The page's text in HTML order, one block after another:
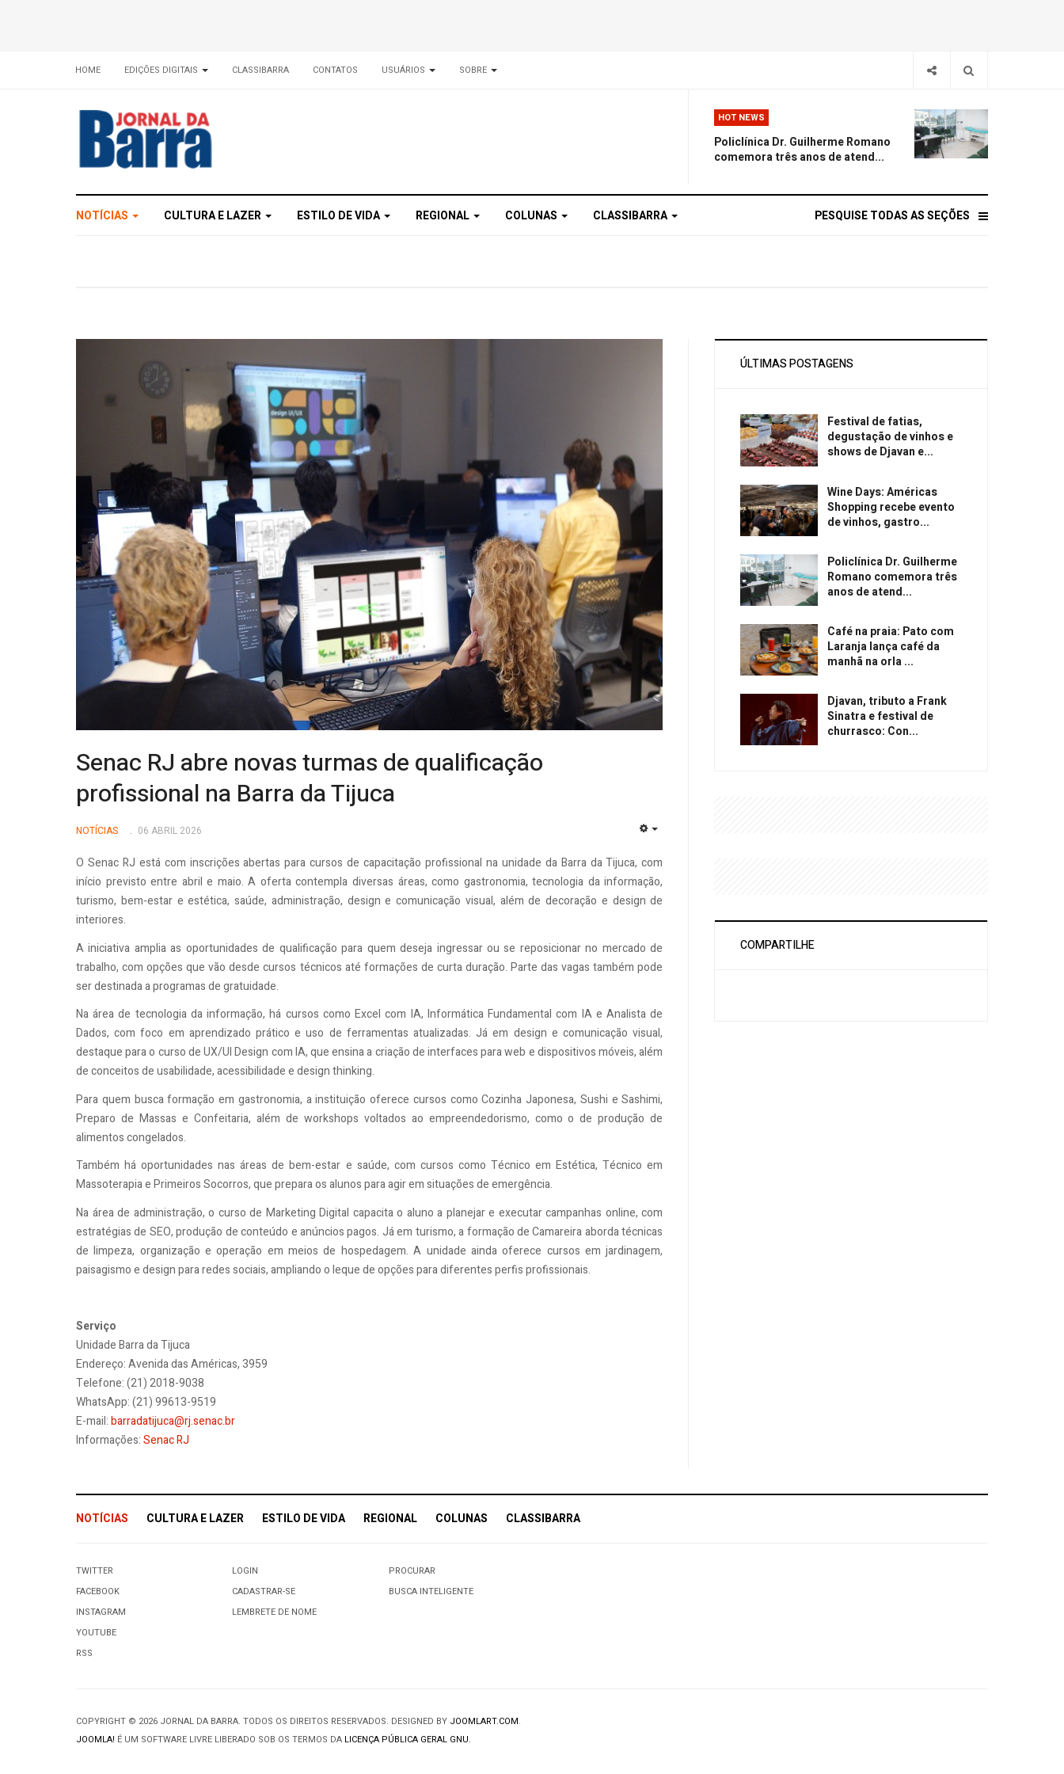
HOME EDIÇÕES DIGITAIS CLASSIBARRA CONTATOS USUÁRIOS SOBRE
HOT NEWS
Policlínica Dr. Guilherme Romano
comemora três anos de atend...
NOTÍCIAS CULTURA E LAZER ESTILO DE VIDA REGIONAL COLUNAS CLASSIBARRA PESQUISE TODAS AS SEÇÕES
Senac RJ abre novas turmas de qualificação
profissional na Barra da Tijuca
NOTÍCIAS 06 ABRIL 2026
O Senac RJ está com inscrições abertas para cursos de capacitação profissional na unidade da Barra da Tijuca, com
início previsto entre abril e maio. A oferta contempla diversas áreas, como gastronomia, tecnologia da informação,
turismo, bem-estar e estética, saúde, administração, design e comunicação visual, além de decoração e design de
interiores.
A iniciativa amplia as oportunidades de qualificação para quem deseja ingressar ou se reposicionar no mercado de
trabalho, com opções que vão desde cursos técnicos até formações de curta duração. Parte das vagas também pode
ser destinada a programas de gratuidade.
Na área de tecnologia da informação, há cursos como Excel com IA, Informática Fundamental com IA e Analista de
Dados, com foco em aprendizado prático e uso de ferramentas atualizadas. Já em design e comunicação visual,
destaque para o curso de UX/UI Design com IA, que ensina a criação de interfaces para web e dispositivos móveis, além
de conceitos de usabilidade, acessibilidade e design thinking.
Para quem busca formação em gastronomia, a instituição oferece cursos como Cozinha Japonesa, Sushi e Sashimi,
Preparo de Massas e Confeitaria, além de workshops voltados ao empreendedorismo, como o de produção de
alimentos congelados.
Também há oportunidades nas áreas de bem-estar e saúde, com cursos como Técnico em Estética, Técnico em
Massoterapia e Primeiros Socorros, que prepara os alunos para agir em situações de emergência.
Na área de administração, o curso de Marketing Digital capacita o aluno a planejar e executar campanhas online, com
estratégias de SEO, produção de conteúdo e anúncios pagos. Já em turismo, a formação de Camareira aborda técnicas
de limpeza, organização e operação em meios de hospedagem.A unidade ainda oferece cursos em jardinagem,
paisagismo e design para redes sociais, ampliando o leque de opções para diferentes perfis profissionais.
Serviço
Unidade Barra da Tijuca
Endereço: Avenida das Américas, 3959
Telefone: (21) 2018-9038
WhatsApp: (21) 99613-9519
E-mail:barradatijuca@rj.senac.br
Informações:Senac RJ
ÚLTIMAS POSTAGENS
Festival de fatias,
degustação de vinhos e
shows de Djavan e...
Wine Days: Américas
Shopping recebe evento
de vinhos, gastro...
Policlínica Dr. Guilherme
Romano comemora três
anos de atend...
Café na praia: Pato com
Laranja lança café da
manhã na orla ...
Djavan, tributo a Frank
Sinatra e festival de
churrasco: Con...
COMPARTILHE
NOTÍCIAS CULTURA E LAZER ESTILO DE VIDA REGIONAL COLUNAS CLASSIBARRA
TWITTER
FACEBOOK
INSTAGRAM
YOUTUBE
RSS
LOGIN
CADASTRAR-SE
LEMBRETE DE NOME
PROCURAR
BUSCA INTELIGENTE
COPYRIGHT © 2026 JORNAL DA BARRA. TODOS OS DIREITOS RESERVADOS. DESIGNED BY JOOMLART.COM.
JOOMLA! É UM SOFTWARE LIVRE LIBERADO SOB OS TERMOS DA LICENÇA PÚBLICA GERAL GNU.